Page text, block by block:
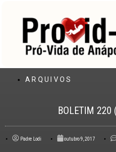
ARQUIVOS
BOLETIM 220
Padre Lodi outubro 9, 2017